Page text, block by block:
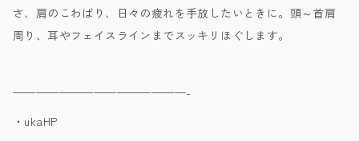
さ、肩のこわばり、日々の疲れを手放したいときに。頭～首肩
周り、耳やフェイスラインまでスッキリほぐします。
———————————————-
・ukaHP